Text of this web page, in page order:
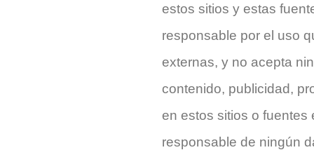
estos sitios y estas
responsable por el uso
externas, y no acepta
contenido, publicidad,
en estos sitios o fuentes
responsable de ningún